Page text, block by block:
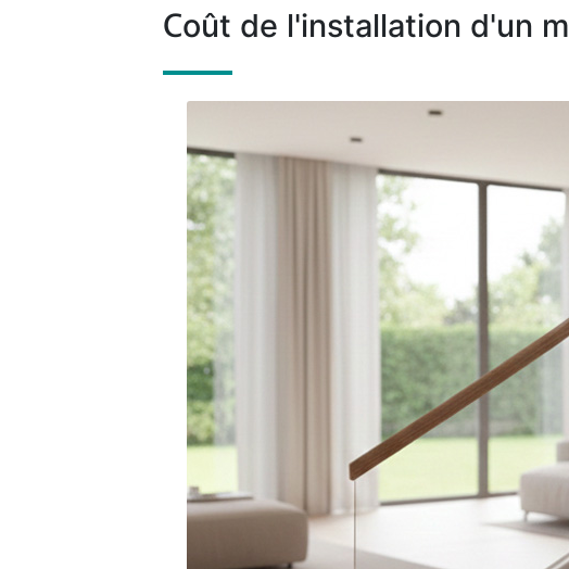
Coût de l'installation d'un